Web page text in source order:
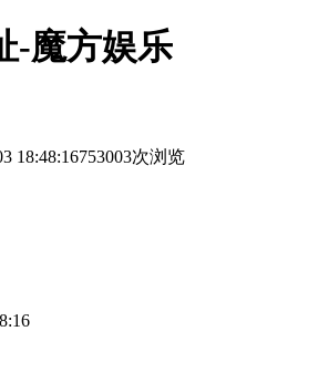
-魔方娱乐
18:48:16753003次浏览